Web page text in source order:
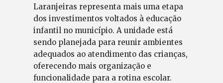
Laranjeiras representa mais uma etapa
dos investimentos voltados à educação
infantil no município. A unidade está
sendo planejada para reunir ambientes
adequados ao atendimento das crianças,
oferecendo mais organização e
funcionalidade para a rotina escolar.